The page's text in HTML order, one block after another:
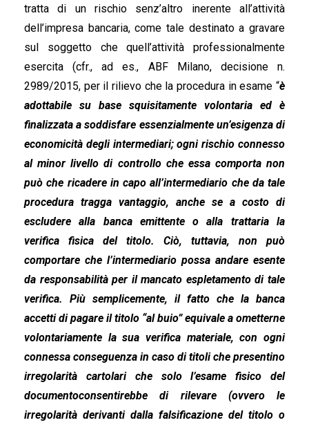
tratta di un rischio senz’altro inerente all’attività
dell’impresa bancaria, come tale destinato a gravare
sul soggetto che quell’attività professionalmente
esercita (cfr., ad es., ABF Milano, decisione n.
2989/2015, per il rilievo che la procedura in esame “è
adottabile su base squisitamente volontaria ed è
finalizzata a soddisfare essenzialmente un’esigenza di
economicità degli intermediari; ogni rischio connesso
al minor livello di controllo che essa comporta non
può che ricadere in capo all’intermediario che da tale
procedura tragga vantaggio, anche se a costo di
escludere alla banca emittente o alla trattaria la
verifica fisica del titolo. Ciò, tuttavia, non può
comportare che l’intermediario possa andare esente
da responsabilità per il mancato espletamento di tale
verifica. Più semplicemente, il fatto che la banca
accetti di pagare il titolo “al buio” equivale a ometterne
volontariamente la sua verifica materiale, con ogni
connessa conseguenza in caso di titoli che presentino
irregolarità cartolari che solo l’esame fisico del
documentoconsentirebbe di rilevare (ovvero le
irregolarità derivanti dalla falsificazione del titolo o